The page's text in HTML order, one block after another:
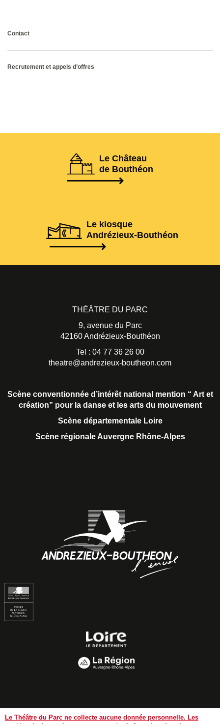
Contact
Recrutement et appels d’offres
Le Château
de Bouthéon
Le kiosque
Andrézieux-Bouthéon
THÉÂTRE DU PARC
9, avenue du Parc
42160 Andrézieux-Bouthéon
Tel : 04 77 36 26 00
theatre@andrezieux-boutheon.com
Scène conventionnée d’intérêt national mention “ Art et
création” pour la danse et les arts du mouvement
Scène départementale Loire
Scène régionale Auvergne Rhône-Alpes
Mentions légales Politique de confidentialité des données
Le Théâtre du Parc ne collecte aucune donnée personnelle. Les